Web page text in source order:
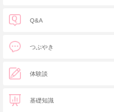
Q&A
つぶやき
体験談
基礎知識